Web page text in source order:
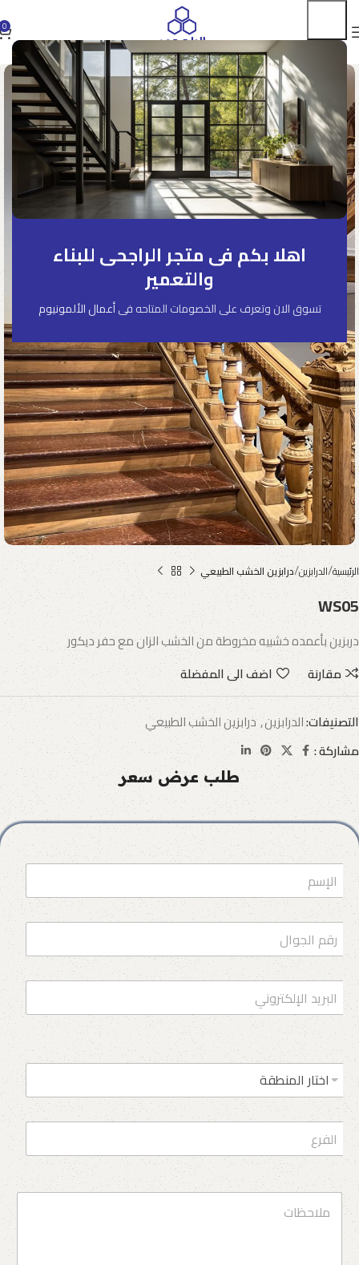
اهلا بكم فى متجر الراجحى للبناء
والتعمير
تسوق الان وتعرف على الخصومات المتاحه فىأعمال الألمونيوم
0
الرئيسية الدرابزين درابزين الخشب الطبيعي
WS05
دربزين بأعمده خشبيه مخروطة من الخشب الزان مع حفر ديكور
مقارنة
اضف الى المفضلة
التصنيفات:الدرابزين,درابزين الخشب الطبيعي
مشاركة :
طلب عرض سعر